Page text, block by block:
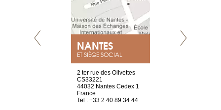
NANTES
ET SIÈGE SOCIAL
2 ter rue des Olivettes
CS33221
44032 Nantes Cedex 1
France
Tel : +33 2 40 89 34 44